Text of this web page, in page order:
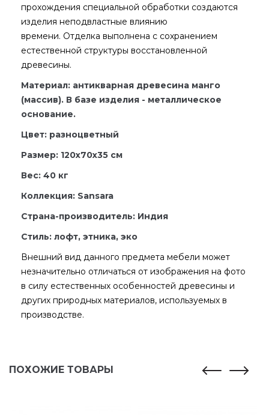
прохождения специальной обработки создаются
изделия неподвластные влиянию
времени. Отделка выполнена с сохранением
естественной структуры восстановленной
древесины.
Материал: антикварная древесина манго
(массив). В базе изделия - металлическое
основание.
Цвет: разноцветный
Размер: 120x70x35 см
Вес: 40 кг
Коллекция: Sansara
Страна-производитель: Индия
Стиль: лофт, этника, эко
Внешний вид данного предмета мебели может
незначительно отличаться от изображения на фото
в силу естественных особенностей древесины и
других природных материалов, используемых в
производстве.
ПОХОЖИЕ ТОВАРЫ